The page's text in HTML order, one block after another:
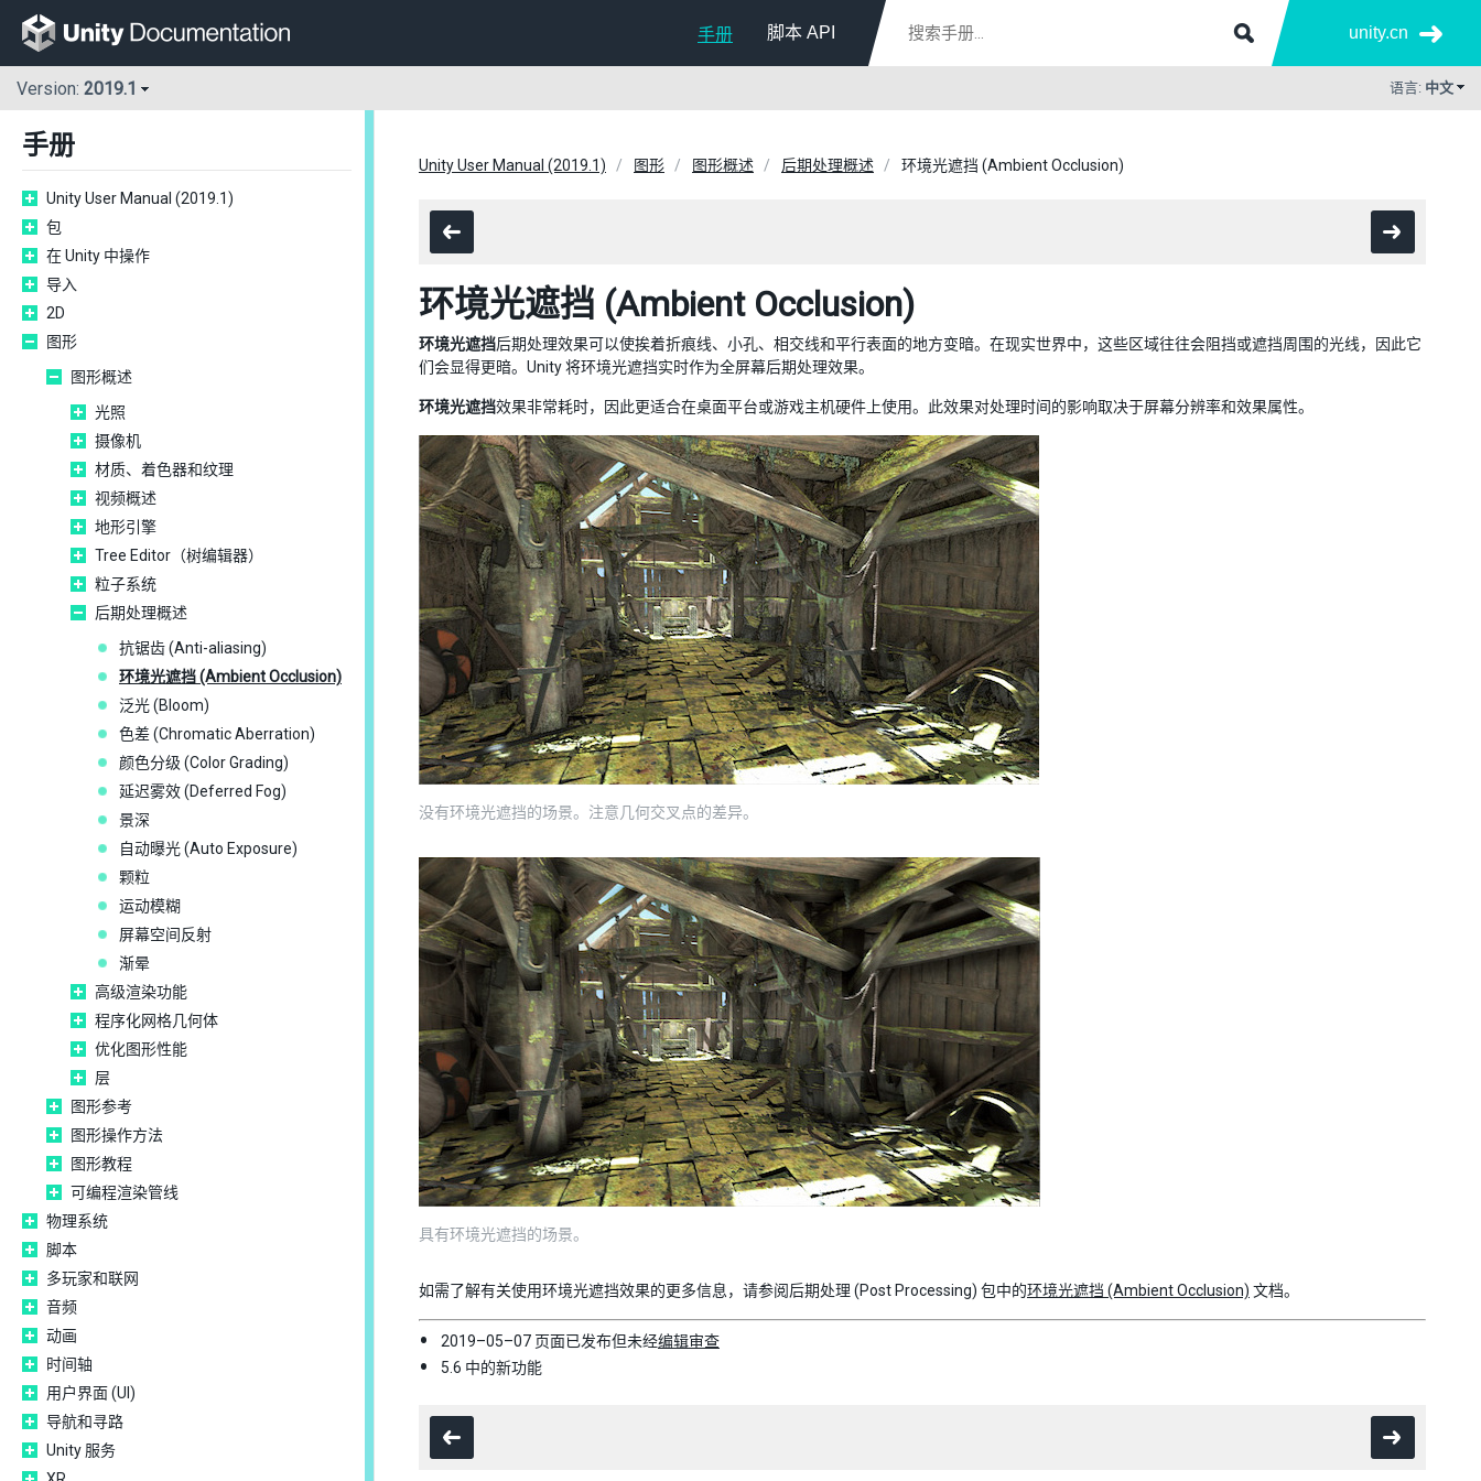
手册 脚本 API unity.cn
Version: 2019.1 语言: 中文
手册
Unity User Manual (2019.1)
包
在 Unity 中操作
导入
2D
图形
图形概述
光照
摄像机
材质、着色器和纹理
视频概述
地形引擎
Tree Editor（树编辑器）
粒子系统
后期处理概述
抗锯齿 (Anti-aliasing)
环境光遮挡 (Ambient Occlusion)
泛光 (Bloom)
色差 (Chromatic Aberration)
颜色分级 (Color Grading)
延迟雾效 (Deferred Fog)
景深
自动曝光 (Auto Exposure)
颗粒
运动模糊
屏幕空间反射
渐晕
高级渲染功能
程序化网格几何体
优化图形性能
层
图形参考
图形操作方法
图形教程
可编程渲染管线
物理系统
脚本
多玩家和联网
音频
动画
时间轴
用户界面 (UI)
导航和寻路
Unity 服务
Unity User Manual (2019.1) 图形 图形概述 后期处理概述 环境光遮挡 (Ambient Occlusion)
环境光遮挡 (Ambient Occlusion)
环境光遮挡后期处理效果可以使挨着折痕线、小孔、相交线和平行表面的地方变暗。在现实世界中，这些区域往往会阻挡或遮挡周围的光线，因此它
们会显得更暗。Unity 将环境光遮挡实时作为全屏幕后期处理效果。
环境光遮挡效果非常耗时，因此更适合在桌面平台或游戏主机硬件上使用。此效果对处理时间的影响取决于屏幕分辨率和效果属性。
没有环境光遮挡的场景。注意几何交叉点的差异。
具有环境光遮挡的场景。
如需了解有关使用环境光遮挡效果的更多信息，请参阅后期处理 (Post Processing) 包中的环境光遮挡 (Ambient Occlusion) 文档。
2019–05–07 页面已发布但未经编辑审查
5.6 中的新功能